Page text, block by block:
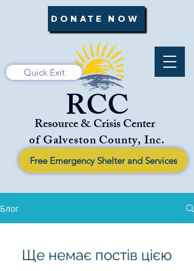
DONATE NOW
RCC
Resource & Crisis Center
Quick Exit
of Galveston County, Inc.
Free Emergency Shelter and Services
Блог
Ще немає постів цією